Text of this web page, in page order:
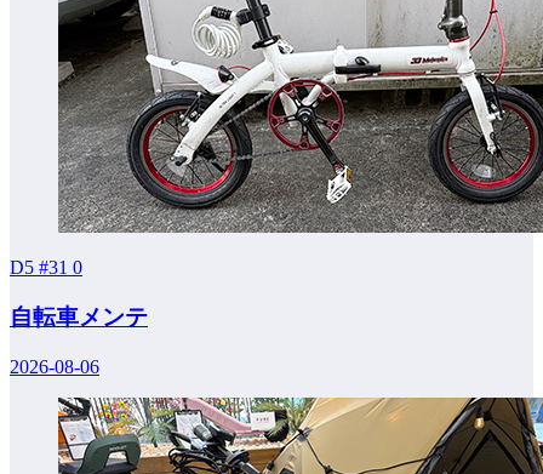
D5 #31 0
自転車メンテ
2026-08-06